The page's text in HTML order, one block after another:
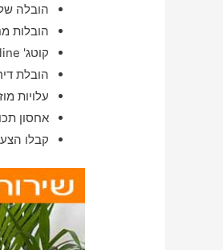
הובלה
הובלות
קוטג' new line מהתנור, הובלת דירה באיזור טירת כרמל בתוך 24 שעות
הובלת
עלויות
אחסון
קבלו